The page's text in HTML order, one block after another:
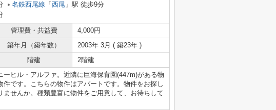
名鉄西尾線 「 西尾 」駅 徒歩9分
管理費・共益費
4,000円
築年月（築年数）
2003年 3月 ( 築23年 )
階建 2階建
ヒル・アルファ。近隣に巨海保育園(447m)がある物
です。こちらの物件はアパートです。物件をお探し
せんか。種類豊富に物件をご用意して、お待ちして